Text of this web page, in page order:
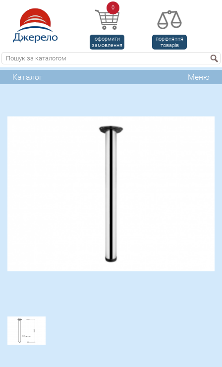
0
оформити
замовлення
порівняння
товарів
Каталог Меню